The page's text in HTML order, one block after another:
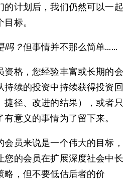
的计划后，我们仍然可以一起
目标。
吗？但事情并不那么简单……
资格，您经验丰富或长期的会
持续的投资中持续获得投资回
捷径、改进的结果），或者只
有意义的事情为了留下来。
员来说是一个伟大的目标，
您的会员在扩展深度社会中长
略，但不要低估后者的价